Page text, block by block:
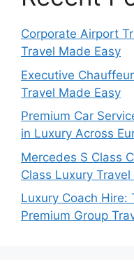
Corporate Airport
Travel Made Easy
Executive
Travel Made Easy
Premium Car
in Luxury Across
Mercedes S Class
Class Luxury
Luxury Coach
Premium Group